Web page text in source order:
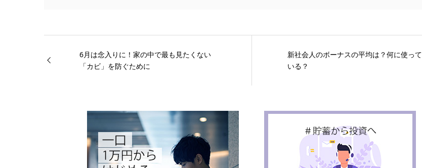
6月は念入りに！家の中で最も見たくない
「カビ」を防ぐために
新社会人のボーナスの平均は？何に使って
いる？